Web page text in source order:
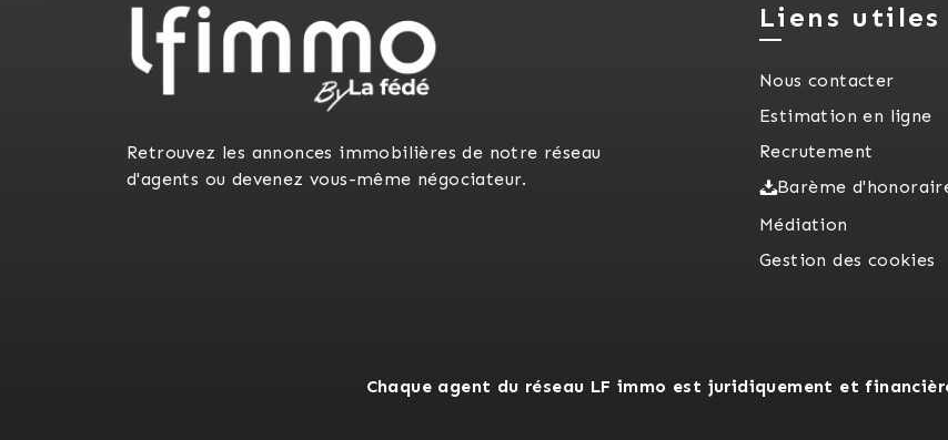
Retrouvez les annonces immobilières de notre réseau
d'agents ou devenez vous-même négociateur.
Liens utiles
Nous contacter
Estimation en ligne
Recrutement
Barème
Médiation
Gestion des cookies
Chaque agent du réseau LF immo est juridiquement et